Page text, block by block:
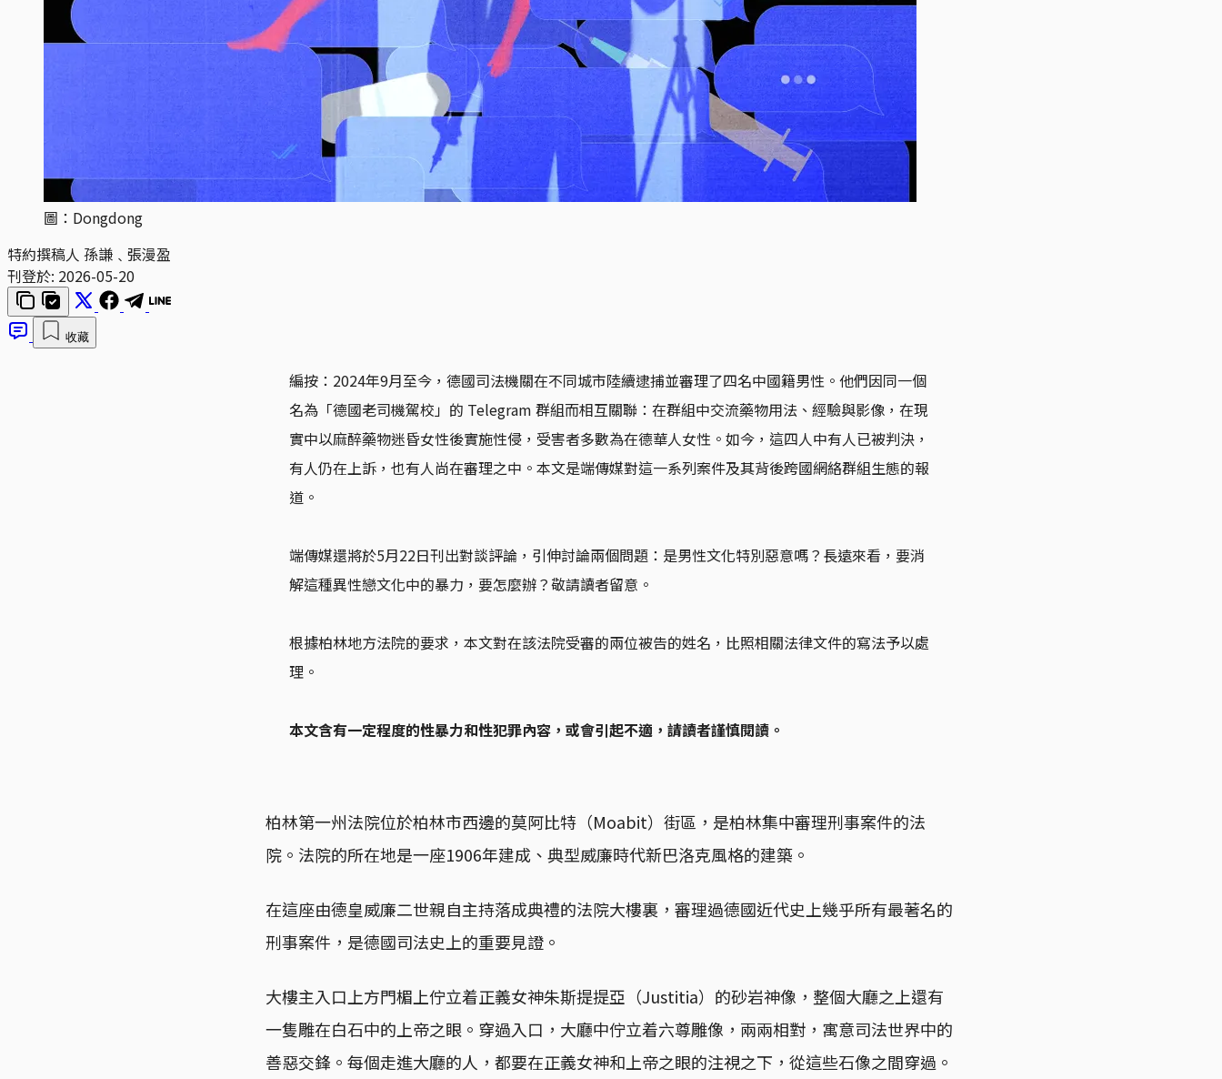
圖：Dongdong
特約撰稿人 孫謙﹑張漫盈
刊登於: 2026-05-20
收藏
編按：2024年9月至今，德國司法機關在不同城市陸續逮捕並審理了四名中國籍男性。他們因同一個
名為「德國老司機駕校」的 Telegram 群組而相互關聯：在群組中交流藥物用法、經驗與影像，在現
實中以麻醉藥物迷昏女性後實施性侵，受害者多數為在德華人女性。如今，這四人中有人已被判決，
有人仍在上訴，也有人尚在審理之中。本文是端傳媒對這一系列案件及其背後跨國網絡群組生態的報
道。
端傳媒還將於5月22日刊出對談評論，引伸討論兩個問題：是男性文化特別惡意嗎？長遠來看，要消
解這種異性戀文化中的暴力，要怎麼辦？敬請讀者留意。
根據柏林地方法院的要求，本文對在該法院受審的兩位被告的姓名，比照相關法律文件的寫法予以處
理。
本文含有一定程度的性暴力和性犯罪內容，或會引起不適，請讀者謹慎閱讀。
柏林第一州法院位於柏林市西邊的莫阿比特（Moabit）街區，是柏林集中審理刑事案件的法
院。法院的所在地是一座1906年建成、典型威廉時代新巴洛克風格的建築。
在這座由德皇威廉二世親自主持落成典禮的法院大樓裏，審理過德國近代史上幾乎所有最著名的
刑事案件，是德國司法史上的重要見證。
大樓主入口上方門楣上佇立着正義女神朱斯提提亞（Justitia）的砂岩神像，整個大廳之上還有
一隻雕在白石中的上帝之眼。穿過入口，大廳中佇立着六尊雕像，兩兩相對，寓意司法世界中的
善惡交鋒。每個走進大廳的人，都要在正義女神和上帝之眼的注視之下，從這些石像之間穿過。